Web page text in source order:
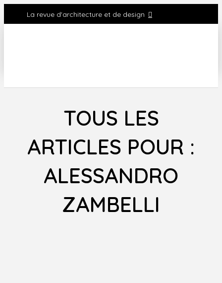
La revue d'architecture et de design
TOUS LES
ARTICLES POUR :
ALESSANDRO
ZAMBELLI